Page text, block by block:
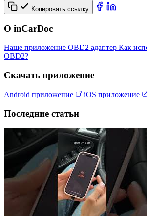
Копировать ссылку
О inCarDoc
Наше приложение OBD2 адаптер Как
OBD2?
Скачать приложение
Android приложение iOS приложение
Последние статьи